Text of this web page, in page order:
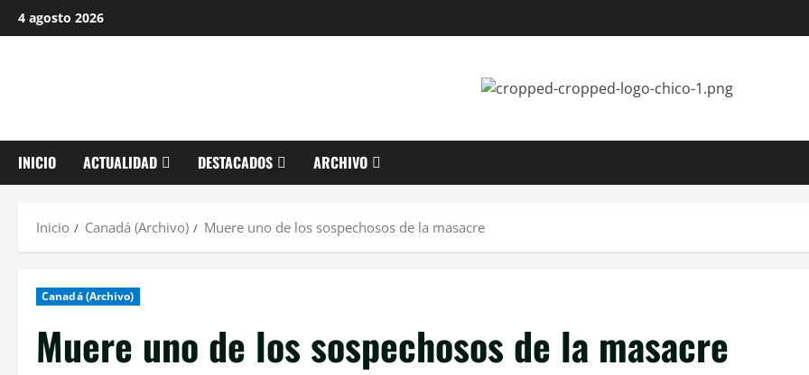
Saltar
al
4 agosto 2026
INICIO ACTUALIDAD DESTACADOS ARCHIVO
Inicio Canadá (Archivo) Muere uno de los sospechosos de la masacre
Canadá (Archivo)
Muere uno de los sospechosos de la masacre